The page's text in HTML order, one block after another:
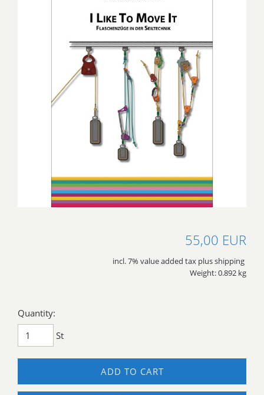
55,00 EUR
incl. 7% value added tax plus shipping
Weight: 0.892 kg
Quantity:
St
ADD TO CART